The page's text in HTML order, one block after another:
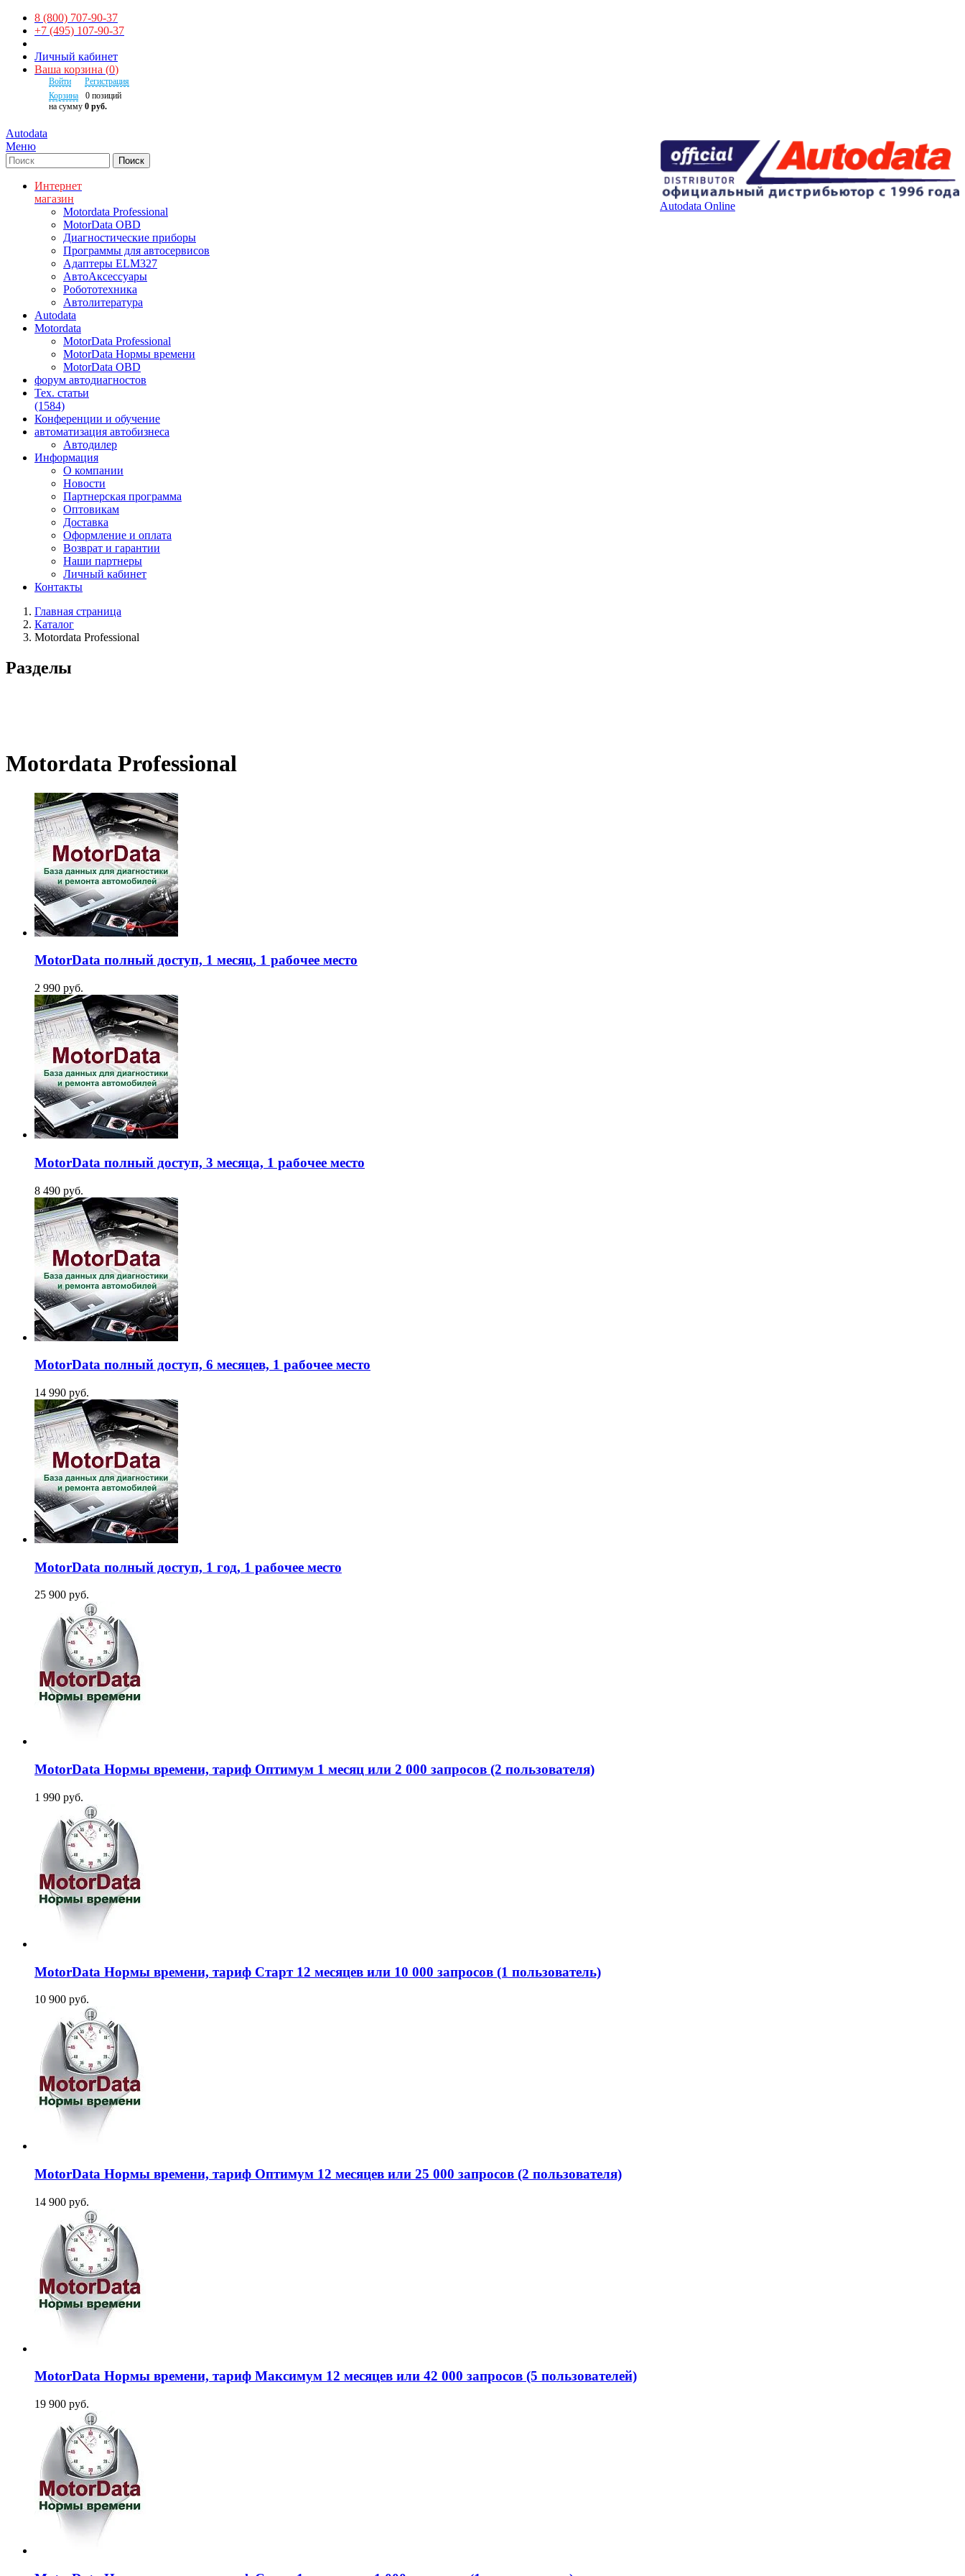
8 (800) 707-90-37
+7 (495) 107-90-37
Личный кабинет
Ваша корзина (0)
Войти
Регистрация
Корзина
0 позиций
на сумму 0 руб.
Autodata
Autodata Online
Меню
Поиск
Интернет
магазин
Motordata Professional
MotorData OBD
Диагностические приборы
Программы для автосервисов
Адаптеры ELM327
АвтоАксессуары
Робототехника
Автолитература
Autodata
Motordata
MotorData Professional
MotorData Нормы времени
MotorData OBD
форум автодиагностов
Тех. статьи
(1584)
Конференции и обучение
автоматизация автобизнеса
Автодилер
Информация
О компании
Новости
Партнерская программа
Оптовикам
Доставка
Оформление и оплата
Возврат и гарантии
Наши партнеры
Личный кабинет
Контакты
Главная страница
Каталог
Motordata Professional
Разделы
Motordata Professional
MotorData полный доступ, 1 месяц, 1 рабочее место
2 990 руб.
MotorData полный доступ, 3 месяца, 1 рабочее место
8 490 руб.
MotorData полный доступ, 6 месяцев, 1 рабочее место
14 990 руб.
MotorData полный доступ, 1 год, 1 рабочее место
25 900 руб.
MotorData Нормы времени, тариф Оптимум 1 месяц или 2 000 запросов (2 пользователя)
1 990 руб.
MotorData Нормы времени, тариф Старт 12 месяцев или 10 000 запросов (1 пользователь)
10 900 руб.
MotorData Нормы времени, тариф Оптимум 12 месяцев или 25 000 запросов (2 пользователя)
14 900 руб.
MotorData Нормы времени, тариф Максимум 12 месяцев или 42 000 запросов (5 пользователей)
19 900 руб.